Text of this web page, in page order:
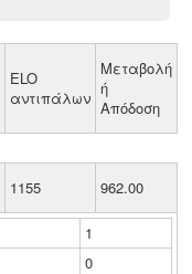
ELO
αντιπάλων
Μεταβολή
ή
Απόδοση
1155 962.00
1
0